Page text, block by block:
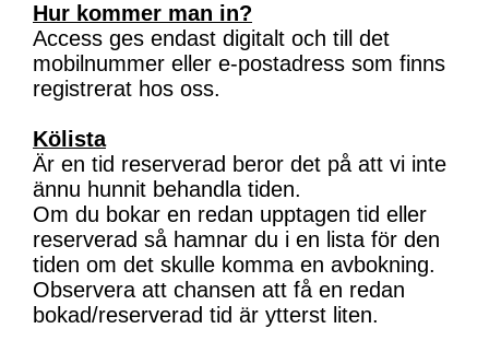
Hur kommer man in?
Access ges endast digitalt och till det
mobilnummer eller e-postadress som finns
registrerat hos oss.
Kölista
Är en tid reserverad beror det på att vi inte
ännu hunnit behandla tiden.
Om du bokar en redan upptagen tid eller
reserverad så hamnar du i en lista för den
tiden om det skulle komma en avbokning.
Observera att chansen att få en redan
bokad/reserverad tid är ytterst liten.